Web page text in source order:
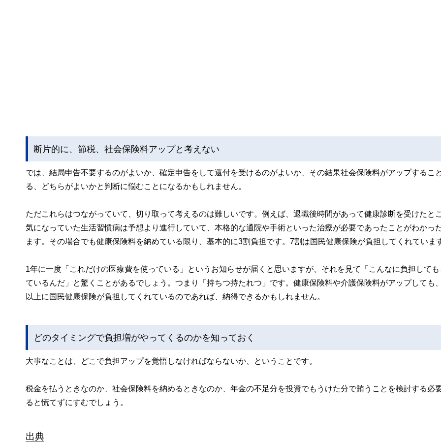
断片的に、節税、社会保険料アップと考えない
では、結局申告不要するのがよいか、確定申告をして還付を受けるのがよいか、その結果社会保険料がアップするこ
る、どちらがよいかと判断に悩むことになるかもしれません。
ただこれらはつながっていて、切り取って考えるのは難しいです。例えば、退職後時間があって健康診断を受けたとこ
気になっていた生活習慣病は予想より進行していて、本格的な通院や手術といった治療が必要であったことがわかっ
ます。その場合でも健康保険料を納めている限り、基本的に3割負担です。7割は国民健康保険が負担してくれていま
1年に一度「これだけの医療費を使っている」というお知らせが届くと思いますが、それを見て「こんなに負担しても
ているんだ」と驚くことがあるでしょう。つまり「持ちつ持たれつ」です。健康保険料や介護保険料がアップしても
以上に国民健康保険が負担してくれているのであれば、納得できるかもしれません。
どのタイミングで負担増がやってくるのかを知っておく
大事なことは、どこで負担アップを覚悟しなければならないか、ということです。
税金を払うときなのか、社会保険料を納めるときなのか、年金の不足分を投資でもうけた分で賄うことを検討する必
ると慌てずにすむでしょう。
出典